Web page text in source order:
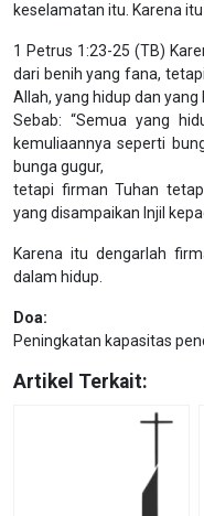
keselamatan itu. Karena
1 Petrus 1:23-25 (TB)
dari benih yang fana,
Allah, yang hidup dan yang
Sebab: “Semua yang
kemuliaannya seperti
bunga gugur,
tetapi firman Tuhan
yang disampaikan Injil
Karena itu dengarlah
dalam hidup.
Doa:
Peningkatan kapasitas
Artikel Terkait: